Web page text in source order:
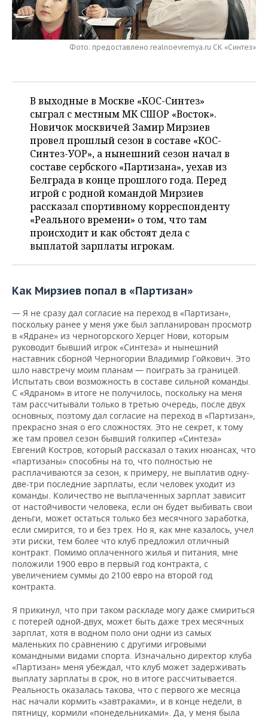
НЕФТЕХИМИЯ
НЕФТЬ
РОЗНИЧНАЯ ТОРГОВЛЯ
ТРАНСПОРТ
НОВОСТИ ТЕХНОЛОГИЙ
ТЕЛЕКОММУНИКАЦИИ
МЕРОПРИЯТИЯ
НОВОСТИ МЕРОПРИЯТИЙ
БИЗНЕС-БРАНЧИ
ONLINE-КОНФЕРЕНЦИИ
ОТКРЫТАЯ ЛЕКЦИЯ
ФУТБОЛ
ХОККЕЙ
БАСКЕТБОЛ
ВОЛЕЙБОЛ
КИБЕРСПОРТ
ФИГУРНОЕ КАТАНИЕ
ХОККЕЙ С МЯЧОМ
НОВОСТИ ОБЩЕСТВА
ВЛАСТЬ
ИНФРАСТРУКТУРА
ИСТОРИЯ
КУЛЬТУРА
МЕДИЦИНА
ПРОИСШЕСТВИЯ
ФОТОГАЛЕРЕЯ
СЮЖЕТЫ
СПРАВОЧНИК
СПИСОК ПЕРСОН
СПИСОК КОМПАНИЙ
ПОЛНАЯ ВЕРСИЯ
Фото: предоставлено realnoevremya.ru СК «Синтез»
В выходные в Москве «КОС-Синтез»
сыграл с местным МК СШОР «Восток».
Новичок москвичей Замир Мирзиев
провел прошлый сезон в составе «КОС-
Синтез-УОР», а нынешний сезон начал в
составе сербского «Партизана», уехав из
Белграда в конце прошлого года. Перед
игрой с родной командой Мирзиев
рассказал спортивному корреспонденту
«Реального времени» о том, что там
происходит и как обстоят дела с
выплатой зарплаты игрокам.
Как Мирзиев попал в «Партизан»
— Я не сразу дал согласие на переход в «Партизан»,
поскольку ранее у меня уже был запланирован просмотр
в «Ядране» из черногорского Херцег Нови, которым
руководит бывший игрок «Синтеза» и нынешний
наставник сборной Черногории Владимир Гойкович. Это
шло навстречу моим планам — поиграть за границей.
Испытать свои возможность в составе сильной команды.
С «Ядраном» в итоге не получилось, поскольку на меня
там рассчитывали только в третью очередь, после двух
основных, поэтому дал согласие на переход в «Партизан»,
прекрасно зная о его сложностях. Это не секрет, к тому
же там провел сезон бывший голкипер «Синтеза»
Евгений Костров, который рассказал о таких нюансах, что
«партизаны» способны на то, что полностью не
расплачиваются за сезон, к примеру, не выплатив одну-
две-три последние зарплаты, если человек уходит из
команды. Количество не выплаченных зарплат зависит
от настойчивости человека, если он будет выбивать свои
деньги, может остаться только без месячного заработка,
если смирится, то и без трех. Но я, как мне казалось, учел
эти риски, тем более что клуб предложил отличный
контракт. Помимо оплаченного жилья и питания, мне
положили 1900 евро в первый год контракта, с
увеличением суммы до 2100 евро на второй год
контракта.
Я прикинул, что при таком раскладе могу даже смириться
с потерей одной-двух, может быть даже трех месячных
зарплат, хотя в водном поло они одни из самых
маленьких по сравнению с другими игровыми
командными видами спорта. Изначально директор клуба
«Партизан» меня убеждал, что клуб может задерживать
выплату зарплаты в срок, но в итоге рассчитывается.
Реальность оказалась такова, что с первого же месяца
нас начали кормить «завтраками», и в конце недели, в
пятницу, кормили «понедельниками». Да, у меня была